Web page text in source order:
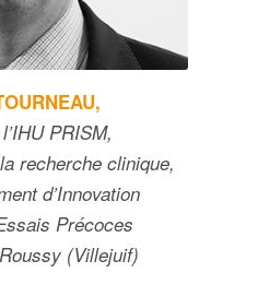
PRISM,
recherche clinique,
d’Innovation
Précoces
(Villejuif)